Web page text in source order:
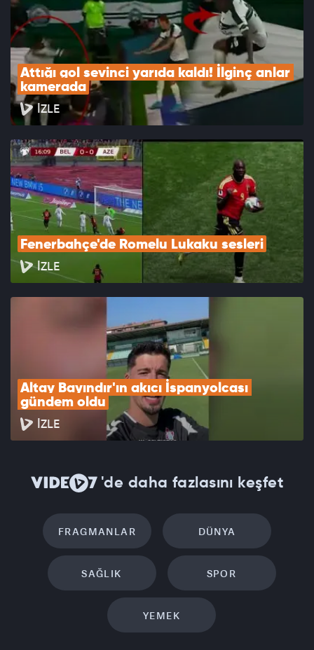
Attığı gol sevinci yarıda kaldı! İlginç anlar
kamerada
İZLE
Fenerbahçe'de Romelu Lukaku sesleri
İZLE
Altay Bayındır'ın akıcı İspanyolcası
gündem oldu
İZLE
'de daha fazlasını keşfet
FRAGMANLAR DÜNYA
SAĞLIK SPOR
YEMEK